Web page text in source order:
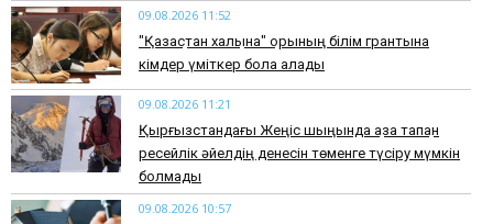
09.08.2026 11:52
"Қазақстан халқына" қорының білім грантына
кімдер үміткер бола алады
09.08.2026 11:21
Қырғызстандағы Жеңіс шыңында қаза тапқан
ресейлік әйелдің денесін төменге түсіру мүмкін
болмады
09.08.2026 10:57